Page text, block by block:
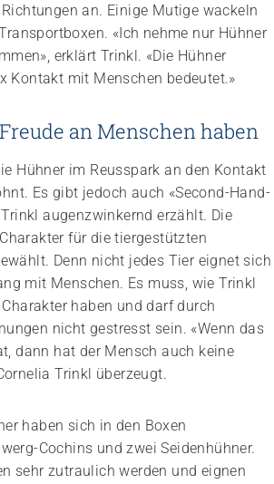
an. Einige Mutige wackeln
«Ich nehme nur Hühner
erklärt Trinkl. «Die Hühner
Kontakt mit Menschen bedeutet.»
an Menschen haben
Hühner im Reusspark an den Kontakt
Es gibt jedoch auch «Second-­Hand-
augenzwinkernd erzählt. Die
für die tiergestützten
Denn nicht jedes Tier eignet sich
mit Menschen. Es muss, wie Trinkl
haben und darf durch
nicht gestresst sein. «Wenn das
dann hat der Mensch auch keine
Trinkl überzeugt.
haben sich in den Boxen
Cochins und zwei Seidenhühner.
sehr zutraulich werden und eignen